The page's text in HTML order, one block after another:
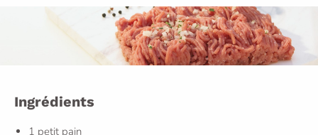
Ingrédients
1 petit pain